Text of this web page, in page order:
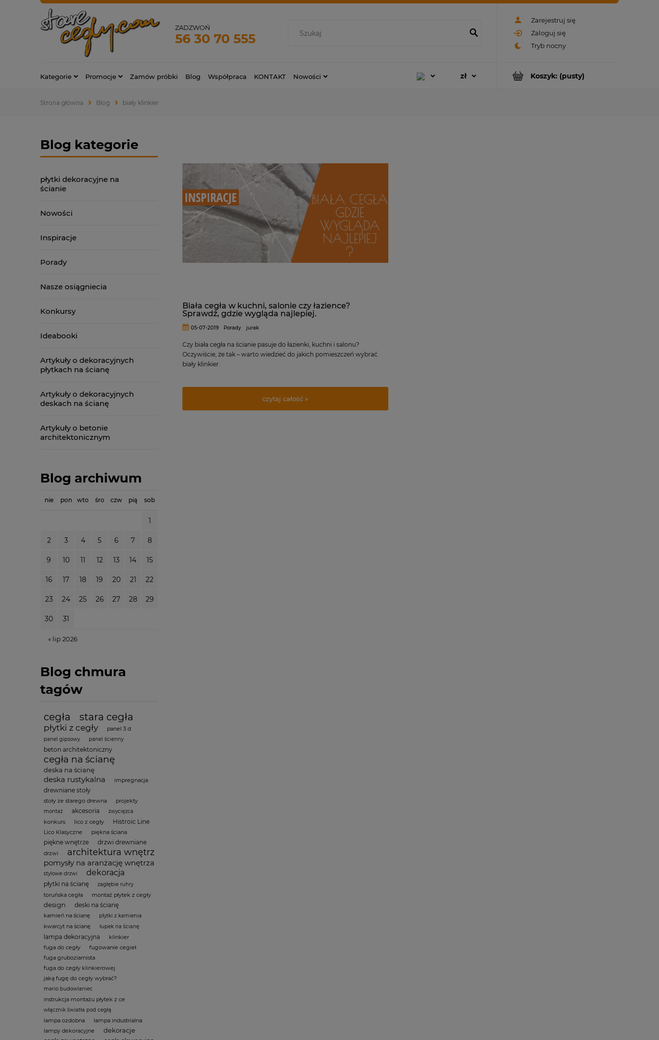
Zarejestruj się
Zaloguj się
ZADZWOŃ
56 30 70 555
Koszyk: (pusty)
Kategorie Promocje Zamów próbki Blog Współpraca KONTAKT Nowości
Strona główna Blog biały klinkier
Blog kategorie
płytki dekoracyjne na
ścianie
Nowości
Inspiracje
Porady
Nasze osiągniecia
Konkursy
Ideabooki
Artykuły o dekoracyjnych
płytkach na ścianę
Artykuły o dekoracyjnych
deskach na ścianę
Artykuły o betonie
architektonicznym
Blog archiwum
nie pon wto śro czw pią sob
1
2 3 4 5 6 7 8
9 10 11 12 13 14 15
16 17 18 19 20 21 22
23 24 25 26 27 28 29
30 31
« lip 2026
Blog chmura
tagów
cegła stara cegła
płytki z cegły panel 3 d
panel gipsowy panel ścienny
beton architektoniczny
cegła na ścianę
deska na ścianę
deska rustykalna impregnacja
drewniane stoły
stoły ze starego drewna projekty
montaż akcesoria zwycięzca
konkurs lico z cegły Histroic Line
Lico Klasyczne piękna ściana
piękne wnętrze drzwi drewniane
drzwi architektura wnętrz
pomysły na aranżację wnętrza
stylowe drzwi dekoracja
płytki na ścianę zagłębie ruhry
toruńska cegła montaż płytek z cegły
design deski na ścianę
kamień na ścianę płytki z kamienia
kwarcyt na ścianę łupek na ścianę
lampa dekoracyjna
klinkier
fuga do cegły
fugowanie cegieł
fuga gruboziarnista
fuga do cegły klinkierowej
jaką fugę do cegły wybrać?
mario budowlaniec
instrukcja montażu płytek z ce
włącznik światła pod cegłą
lampa ozdobna
lampa industrialna
lampy dekoracyjne
dekoracje
Biała cegła w kuchni, salonie czy łazience?
Sprawdź, gdzie wygląda najlepiej.
05-07-2019 Porady jurak
Czy biała cegła na ścianie pasuje do łazienki, kuchni i salonu?
Oczywiście, że tak – warto wiedzieć do jakich pomieszczeń wybrać
biały klinkier.
czytaj całość »